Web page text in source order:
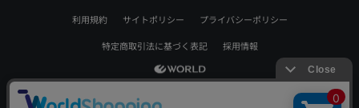
利用規約 サイトポリシー プライバシーポリシー
特定商取引法に基づく表記 採用情報